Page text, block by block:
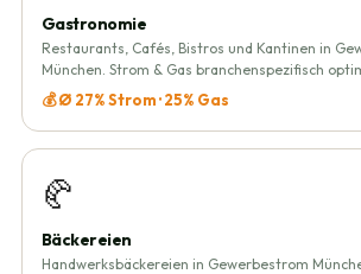
Gastronomie
Restaurants, Cafés, Bistros und Kantinen in
München. Strom & Gas branchenspezifisch
💰 Ø 27% Strom · 25% Gas
🥐
Bäckereien
Handwerksbäckereien in Gewerbestrom